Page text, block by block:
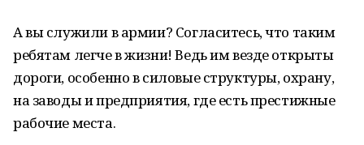
А вы служили в армии? Согласитесь, что таким
ребятам легче в жизни! Ведь им везде открыты
дороги, особенно в силовые структуры, охрану,
на заводы и предприятия, где есть престижные
рабочие места.